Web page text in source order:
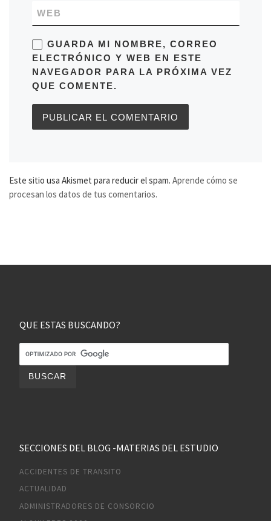
WEB
GUARDA MI NOMBRE, CORREO
ELECTRÓNICO Y WEB EN ESTE
NAVEGADOR PARA LA PRÓXIMA VEZ
QUE COMENTE.
Este sitio usa Akismet para reducir el spam. Aprende cómo se
procesan los datos de tus comentarios.
QUE ESTAS BUSCANDO?
SECCIONES DEL BLOG -MATERIAS DEL ESTUDIO
ACCIDENTES DE TRANSITO
ACTUALIDAD
ADMINISTRADORES DE CONSORCIO